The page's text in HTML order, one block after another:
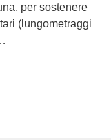
per sostenere
(lungometraggi